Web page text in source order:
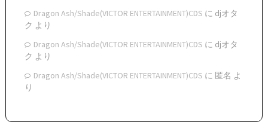
Dragon Ash/Shade(VICTOR ENTERTAINMENT)CDS に djオタ
ク より
Dragon Ash/Shade(VICTOR ENTERTAINMENT)CDS に djオタ
ク より
Dragon Ash/Shade(VICTOR ENTERTAINMENT)CDS に 匿名 よ
り